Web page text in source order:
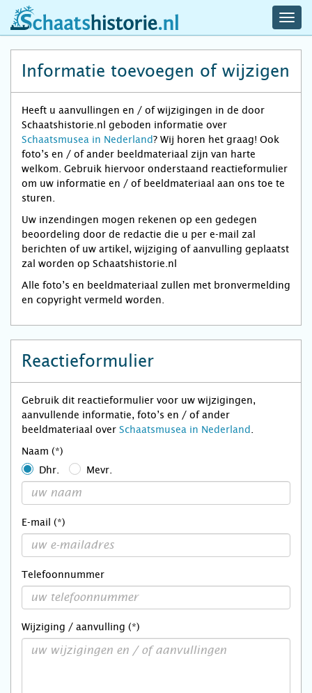
schaatshistorie.nl
Informatie toevoegen of wijzigen
Heeft u aanvullingen en / of wijzigingen in de door
Schaatshistorie.nl geboden informatie over
Schaatsmusea in Nederland? Wij horen het graag! Ook
foto’s en / of ander beeldmateriaal zijn van harte
welkom. Gebruik hiervoor onderstaand reactieformulier
om uw informatie en / of beeldmateriaal aan ons toe te
sturen.
Uw inzendingen mogen rekenen op een gedegen
beoordeling door de redactie die u per e-mail zal
berichten of uw artikel, wijziging of aanvulling geplaatst
zal worden op Schaatshistorie.nl
Alle foto’s en beeldmateriaal zullen met bronvermelding
en copyright vermeld worden.
Reactieformulier
Gebruik dit reactieformulier voor uw wijzigingen,
aanvullende informatie, foto’s en / of ander
beeldmateriaal over Schaatsmusea in Nederland
Naam (*)
Dhr.
Mevr.
E-mail (*)
Telefoonnummer
Wijziging / aanvulling (*)